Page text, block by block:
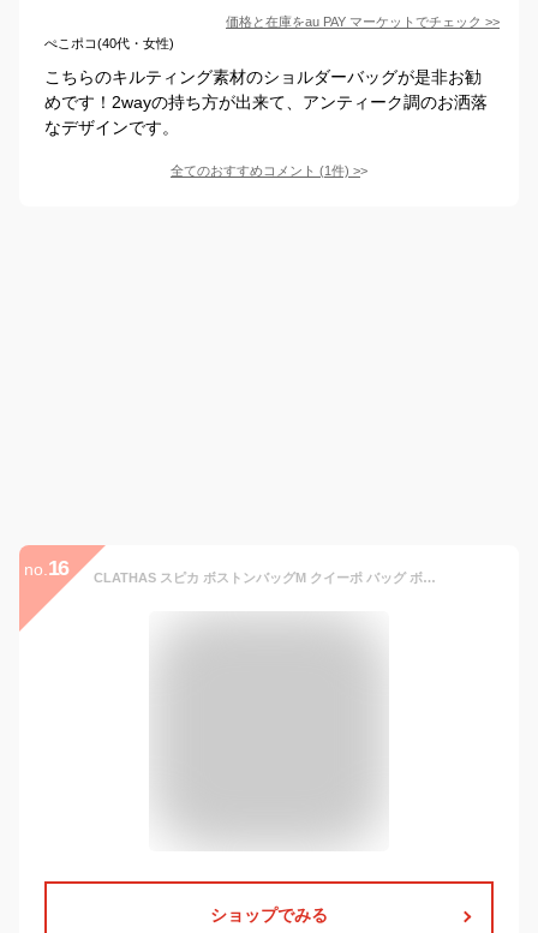
価格と在庫をau PAY マーケット でチェック >>
ぺこポコ(40代・女性)
こちらのキルティング素材のショルダーバッグが是非お勧
めです！2wayの持ち方が出来て、アンティーク調のお洒落
なデザインです。
全てのおすすめコメント (1件) >
no. 16 CLATHAS スピカ ボストンバッグM クイーポ バッグ ボストンバッグ ベージュ ブラック グレー【送料無料】
ショップでみる